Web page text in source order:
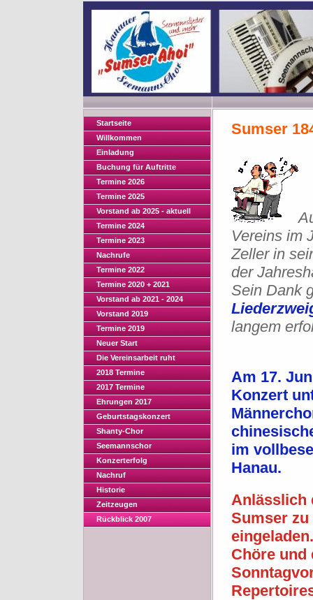
Startseite
Willkommen
Einladung
Buchung für Auftritte
Termine 2026
Termine 2025
Vorstand ab 2025 - aktuell
Termine 2024
Termine 2023
Nachrufe
Termine 2022
Termine 2020 + 2021
Vorstand ab 2021 - 2024
Vorstand 2019
Termine 2019
Neuer Start
Die Vereinsarbeit ruht
2018 Termine
2017 Termine
Ehrungen 2017
Geburtstagskonzert
Shanty-Chor
Seemannschor
Konzerterfolg
Nachruf
Historie
Zeitzeugen
Rückblick 2007
Sumser
Vereins im
Zeller in
der
Sein Dank
langem
Am 17.
Konzert
im
Hanau.
Anlässlich
Sumser
Chöre und